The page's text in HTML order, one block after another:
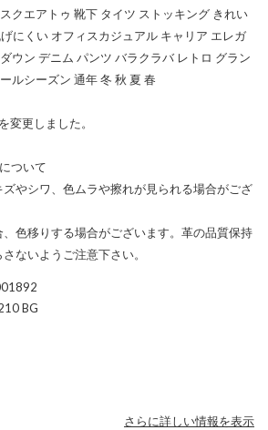
クエアトゥ 靴下 タイツ ストッキング きれい
にくい オフィスカジュアル キャリア エレガ
ウン デニム パンツ バラクラバ レトロ グラン
ルシーズン 通年 冬 秋 夏 春
更しました。
ついて
やシワ、色ムラや擦れが見られる場合がござ
色移りする場合がございます。革の品質保持
ないようご注意下さい。
BG
さらに詳しい情報を表示